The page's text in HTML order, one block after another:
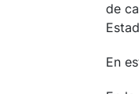
de
En